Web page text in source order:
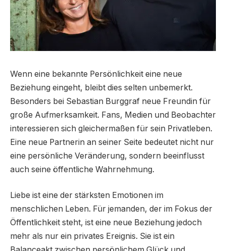
Wenn eine bekannte Persönlichkeit eine neue
Beziehung eingeht, bleibt dies selten unbemerkt.
Besonders bei Sebastian Burggraf neue Freundin für
große Aufmerksamkeit. Fans, Medien und Beobachter
interessieren sich gleichermaßen für sein Privatleben.
Eine neue Partnerin an seiner Seite bedeutet nicht nur
eine persönliche Veränderung, sondern beeinflusst
auch seine öffentliche Wahrnehmung.
Liebe ist eine der stärksten Emotionen im
menschlichen Leben. Für jemanden, der im Fokus der
Öffentlichkeit steht, ist eine neue Beziehung jedoch
mehr als nur ein privates Ereignis. Sie ist ein